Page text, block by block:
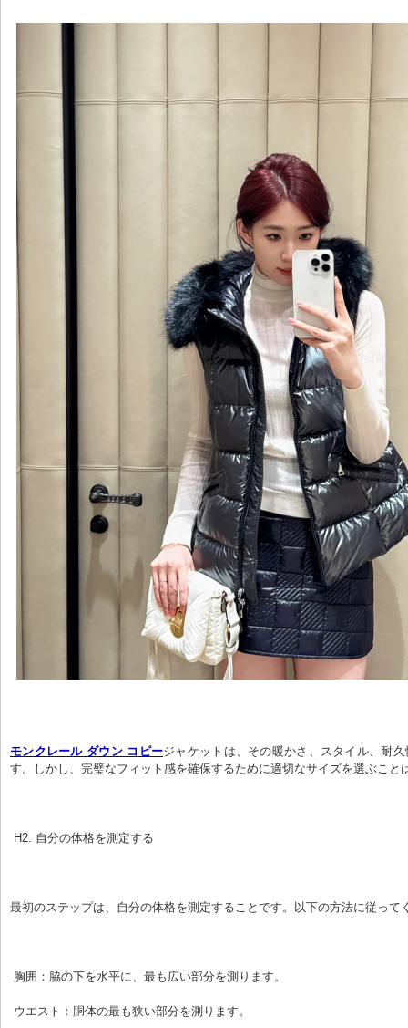
モンクレール ダウン コピージャケットは、その暖かさ、スタイル、耐
す。しかし、完璧なフィット感を確保するために適切なサイズを選ぶこと
H2. 自分の体格を測定する
最初のステップは、自分の体格を測定することです。以下の方法に従って
胸囲：脇の下を水平に、最も広い部分を測ります。
ウエスト：胴体の最も狭い部分を測ります。